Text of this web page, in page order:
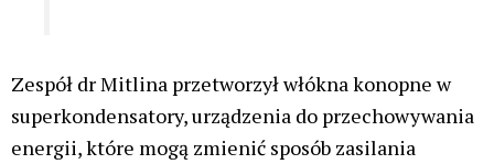
Zespół dr Mitlina przetworzył włókna konopne w
superkondensatory, urządzenia do przechowywania
energii, które mogą zmienić sposób zasilania